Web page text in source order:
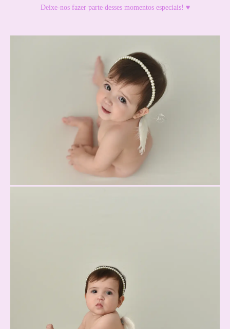
Deixe-nos fazer parte desses momentos especiais! ♥